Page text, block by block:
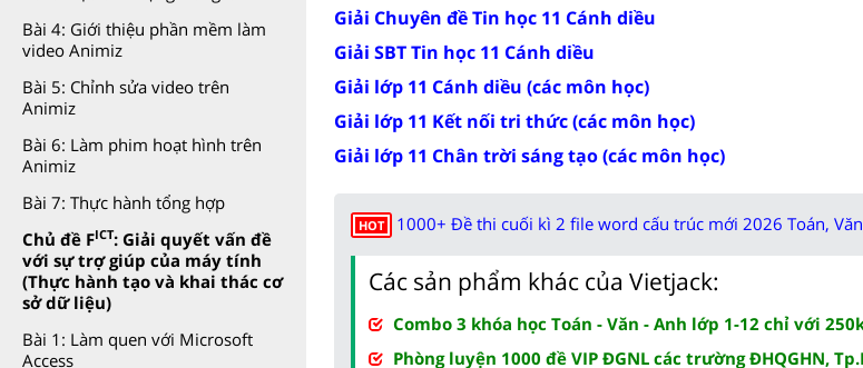
Bài 4: Giới thiệu phần mềm làm
video Animiz
Bài 5: Chỉnh sửa video trên
Animiz
Bài 6: Làm phim hoạt hình trên
Animiz
Bài 7: Thực hành tổng hợp
Chủ đề FICT: Giải quyết vấn đề
với sự trợ giúp của máy tính
(Thực hành tạo và khai thác cơ
sở dữ liệu)
Bài 1: Làm quen với Microsoft
Access
Giải Chuyên đề Tin học 11 Cánh diều
Giải SBT Tin học 11 Cánh diều
Giải lớp 11 Cánh diều (các môn học)
Giải lớp 11 Kết nối tri thức (các môn học)
Giải lớp 11 Chân trời sáng tạo (các môn học)
HOT 1000+ Đề thi cuối kì 2 file word cấu trúc mới 2026 Toán,
Các sản phẩm khác của Vietjack:
Combo 3 khóa học Toán - Văn - Anh lớp 1-12 chỉ với
Phòng luyện 1000 đề VIP ĐGNL các trường ĐHQGHN,